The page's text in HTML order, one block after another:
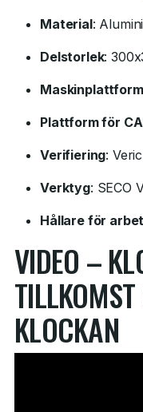
Material:
Delstorlek:
Maskinplattform
Plattform för
Verifiering:
Verktyg: SECO
Hållare för
VIDEO –
KLOCKAN